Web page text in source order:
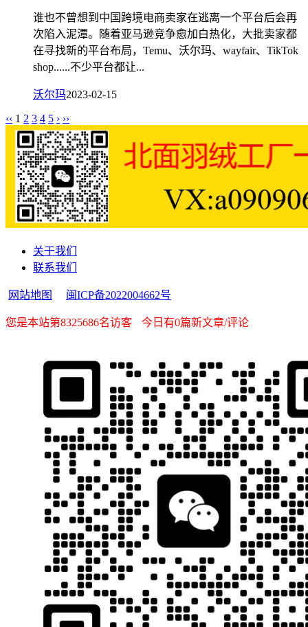
谁也不曾想到中国跨境电商卖家在逃离一个平台后会再
次陷入泥潭。随着亚马逊竞争愈加白热化，大批卖家都
在寻找新的平台布局，Temu、沃尔玛、wayfair、TikTok
shop......不少平台都让...
沃尔玛2023-02-15
‹‹ 1 2 3 4 5 › ››
关于我们
联系我们
网站地图 闽ICP备2022004662号
您是本站第8325686名访客 今日有0篇新文章/评论